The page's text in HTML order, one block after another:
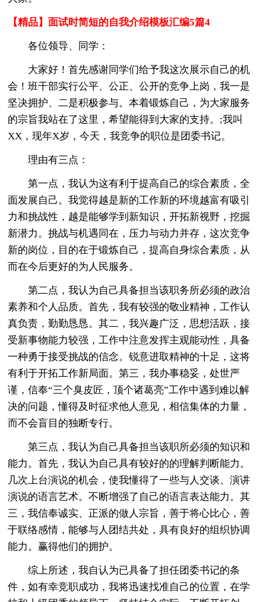
【精品】面试时简短的自我介绍模板汇编5篇4
各位领导、同学：
大家好！首先感谢同学们给予我这次展示自己的机
会！班干部实行公平、公正、公开的竞争上岗，我一是
坚决拥护、二是积极参与。本着锻炼自己，为大家服务
的宗旨我站在了这里，希望能得到大家的支持。;我叫
XX，现年X岁，今天，我竞争的职位是团委书记。
理由有三点：
第一点，我认为这有利于提高自己的综合素质，全
面发展自己。我觉得越是新的工作新的环境越富有吸引
力和挑战性，越是能够学到新知识，开拓新视野，挖掘
新潜力。挑战与机遇同在，压力与动力并存，这次竞争
新的岗位，目的在于锻炼自己，提高自身综合素质，从
而在今后更好的为人民服务。
第二点，我认为自己具备担当该职务所必须的政治
素养和个人品质。首先，我有较强的敬业精神，工作认
真负责，勤勤恳恳。其二，我兴趣广泛，思想活跃，接
受新事物能力较强，工作中注意发挥主观能动性，具备
一种勇于接受挑战的信念。锐意进取精神的十足，这将
有利于开拓工作新局面。第三，我办事稳妥，处世严
谨，信奉“三个臭皮匠，顶个诸葛亮”工作中遇到难以解
决的问题，懂得及时征求他人意见，相信集体的力量，
而不会盲目的独断专行。
第三点，我认为自己具备担当该职所必须的知识和
能力。首先，我认为自己具有较好的的理解判断能力。
几次上台演说的机会，使我懂得了一些与人交谈、演讲
演说的语言艺术。不断增强了自己的语言表达能力。其
三，我信奉诚实、正派的做人宗旨，善于将心比心，善
于联络感情，能够与人团结共处，具有良好的组织协调
能力。赢得他们的拥护。
综上所述，我自认为已具备了担任团委书记的条
件，如有幸竞职成功，我将迅速找准自己的位置，在学